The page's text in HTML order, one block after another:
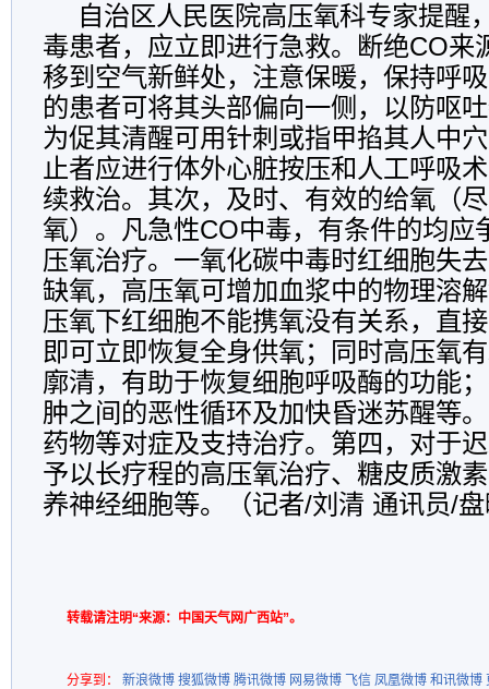
自治区人民医院高压氧科专家提醒
毒患者，应立即进行急救。断绝CO来
移到空气新鲜处，注意保暖，保持呼
的患者可将其头部偏向一侧，以防呕
为促其清醒可用针刺或指甲掐其人中
止者应进行体外心脏按压和人工呼吸
续救治。其次，及时、有效的给氧（
氧）。凡急性CO中毒，有条件的均应
压氧治疗。一氧化碳中毒时红细胞失
缺氧，高压氧可增加血浆中的物理溶
压氧下红细胞不能携氧没有关系，直
即可立即恢复全身供氧；同时高压氧
廓清，有助于恢复细胞呼吸酶的功能
肿之间的恶性循环及加快昏迷苏醒等
药物等对症及支持治疗。第四，对于
予以长疗程的高压氧治疗、糖皮质激
养神经细胞等。（记者/刘清 通讯员/
转载请注明“来源：中国天气网广西站”。
分享到： 新浪微博 搜狐微博 腾讯微博 网易微博 飞信 凤凰微博 和讯微博